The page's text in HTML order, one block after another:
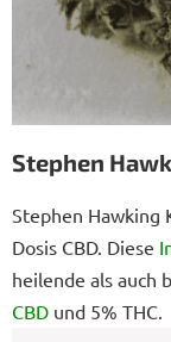
Stephen
Stephen Hawking
Dosis CBD. Diese
heilende als auch
CBD und 5% THC.